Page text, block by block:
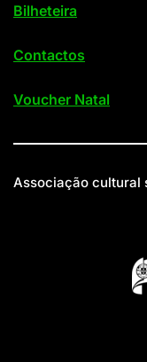
Bilheteira
Contactos
Voucher Natal
Associação cultural